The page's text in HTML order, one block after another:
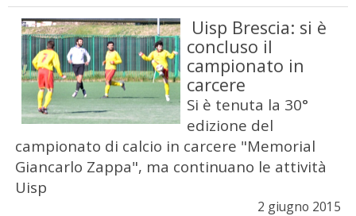
Uisp Brescia: si è
concluso il
campionato in
carcere
Si è tenuta la 30°
edizione del
campionato di calcio in carcere "Memorial
Giancarlo Zappa", ma continuano le attività
Uisp
2 giugno 2015